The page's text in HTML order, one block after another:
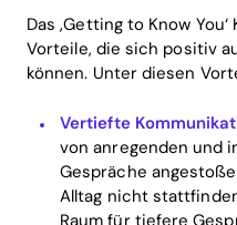
Das ‚Getting to Know
Vorteile, die sich positiv
können. Unter diesen
Vertiefte
von anregenden und
Gespräche
Alltag nicht
Raum für tiefere